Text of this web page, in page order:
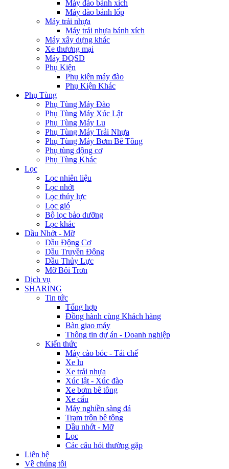
Máy đào bánh xích
Máy đào bánh lốp
Máy trải nhựa
Máy trải nhựa bánh xích
Máy xây dựng khác
Xe thương mại
Máy ĐQSD
Phụ Kiện
Phụ kiện máy đào
Phụ Kiện Khác
Phụ Tùng
Phụ Tùng Máy Đào
Phụ Tùng Máy Xúc Lật
Phụ Tùng Máy Lu
Phụ Tùng Máy Trải Nhựa
Phụ Tùng Máy Bơm Bê Tông
Phụ tùng động cơ
Phụ Tùng Khác
Lọc
Lọc nhiên liệu
Lọc nhớt
Lọc thủy lực
Lọc gió
Bộ lọc bảo dưỡng
Lọc khác
Dầu Nhớt - Mỡ
Dầu Động Cơ
Dầu Truyền Động
Dầu Thủy Lực
Mỡ Bôi Trơn
Dịch vụ
SHARING
Tin tức
Tổng hợp
Đồng hành cùng Khách hàng
Bàn giao máy
Thông tin dự án - Doanh nghiệp
Kiến thức
Máy cào bóc - Tái chế
Xe lu
Xe trải nhựa
Xúc lật - Xúc đào
Xe bơm bê tông
Xe cẩu
Máy nghiền sàng đá
Trạm trộn bê tông
Dầu nhớt - Mỡ
Lọc
Các câu hỏi thường gặp
Liên hệ
Về chúng tôi